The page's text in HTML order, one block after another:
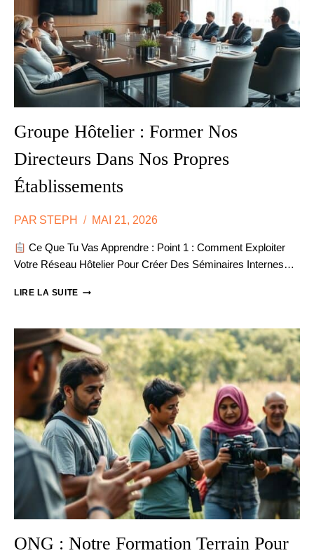
Groupe Hôtelier : Former Nos
Directeurs Dans Nos Propres
Établissements
PAR STEPH MAI 21, 2026
Ce Que Tu Vas Apprendre : Point 1 : Comment Exploiter
Votre Réseau Hôtelier Pour Créer Des Séminaires Internes…
LIRE LA SUITEGROUPE
FORMER
NOS
DIRECTEURS
DANS
NOS
PROPRES
ÉTABLISSEMENTS
ONG : Notre Formation Terrain Pour